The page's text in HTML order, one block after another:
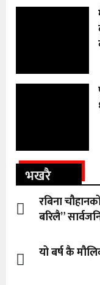
भखरै
रबिना
बरिलै”
यो बर्ष कै